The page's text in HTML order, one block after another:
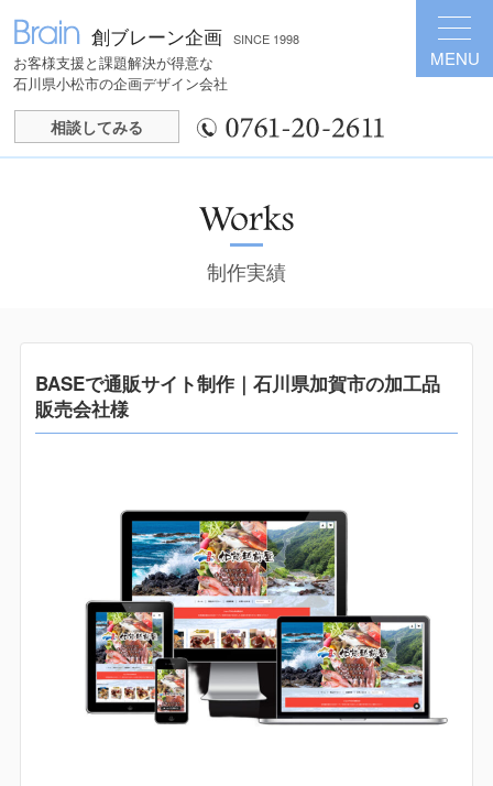
MENU
創ブレーン企画 SINCE 1998
お客様支援と課題解決が得意な
石川県小松市の企画デザイン会社
相談してみる
制作実績
BASEで通販サイト制作｜石川県加賀市の加工品
販売会社様